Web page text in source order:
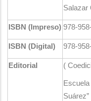
Salazar
ISBN (Impreso)​ 978-
ISBN (Digital)​ 978-
Editorial (